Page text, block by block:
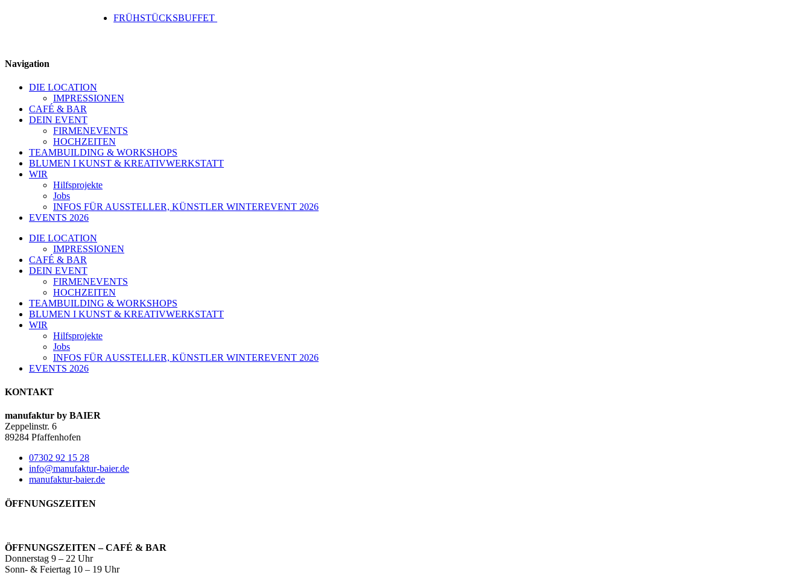
FRÜHSTÜCKSBUFFET
Navigation
DIE LOCATION
IMPRESSIONEN
CAFÉ & BAR
DEIN EVENT
FIRMENEVENTS
HOCHZEITEN
TEAMBUILDING & WORKSHOPS
BLUMEN I KUNST & KREATIVWERKSTATT
WIR
Hilfsprojekte
Jobs
INFOS FÜR AUSSTELLER, KÜNSTLER WINTEREVENT 2026
EVENTS 2026
DIE LOCATION
IMPRESSIONEN
CAFÉ & BAR
DEIN EVENT
FIRMENEVENTS
HOCHZEITEN
TEAMBUILDING & WORKSHOPS
BLUMEN I KUNST & KREATIVWERKSTATT
WIR
Hilfsprojekte
Jobs
INFOS FÜR AUSSTELLER, KÜNSTLER WINTEREVENT 2026
EVENTS 2026
KONTAKT
manufaktur by BAIER
Zeppelinstr. 6
89284 Pfaffenhofen
07302 92 15 28
info@manufaktur-baier.de
manufaktur-baier.de
ÖFFNUNGSZEITEN
ÖFFNUNGSZEITEN – CAFÉ & BAR
Donnerstag 9 – 22 Uhr
Sonn- & Feiertag 10 – 19 Uhr